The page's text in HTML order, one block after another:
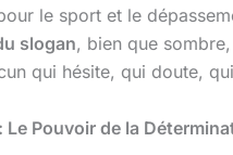
le sport et le
slogan, bien que
qui hésite, qui doute,
Pouvoir de la